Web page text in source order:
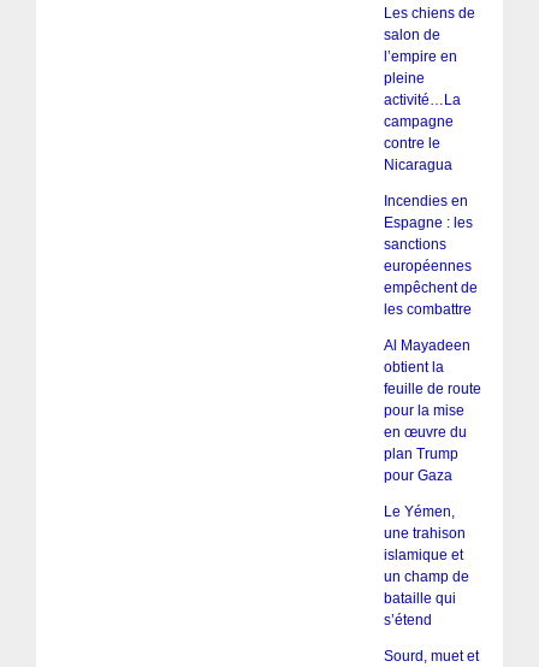
Les chiens de
salon de
l’empire en
pleine
activité…La
campagne
contre le
Nicaragua
Incendies en
Espagne : les
sanctions
européennes
empêchent de
les combattre
Al Mayadeen
obtient la
feuille de route
pour la mise
en œuvre du
plan Trump
pour Gaza
Le Yémen,
une trahison
islamique et
un champ de
bataille qui
s’étend
Sourd, muet et